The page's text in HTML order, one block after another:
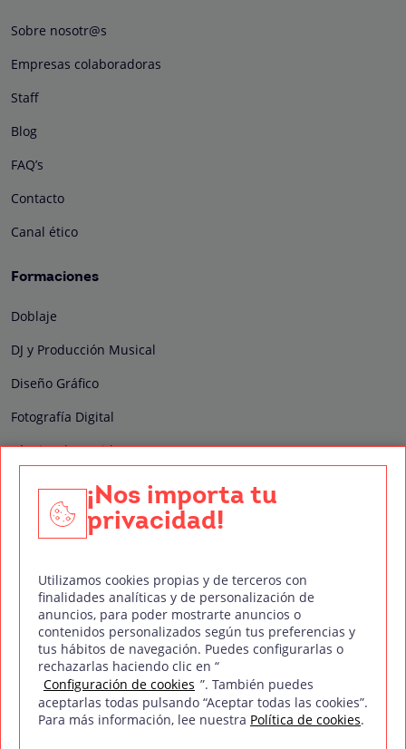
Sobre nosotr@s
Empresas colaboradoras
Staff
Blog
FAQ’s
Contacto
Canal ético
Formaciones
Doblaje
DJ y Producción Musical
Diseño Gráfico
Fotografía Digital
Técnico de Sonido
Edición y Postproducción de Vídeo
Nuestros sellos de calidad
Síguenos en Redes Sociales
Política de privacidad Política de cookies
Aviso legal
¡Nos importa tu
privacidad!
Utilizamos cookies propias y de terceros con
finalidades analíticas y de personalización de
anuncios, para poder mostrarte anuncios o
contenidos personalizados según tus preferencias y
tus hábitos de navegación. Puedes configurarlas o
rechazarlas haciendo clic en “
Configuración de cookies ”. También puedes
aceptarlas todas pulsando “Aceptar todas las cookies”.
Para más información, lee nuestra Política de cookies.